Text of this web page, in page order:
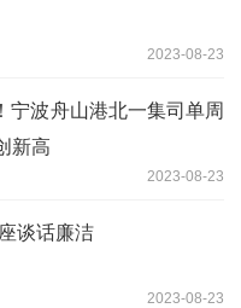
2023-08-23
宁波舟山港北一集司单周
新高
2023-08-23
谈话廉洁
2023-08-23